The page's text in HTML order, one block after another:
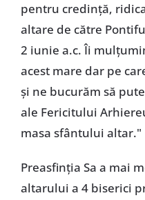
pentru credință,
altare de către
2 iunie a.c. Îi
acest mare dar pe
și ne bucurăm să
ale Fericitului
masa sfântului altar."
Preasfinția Sa a mai
altarului a 4 biserici